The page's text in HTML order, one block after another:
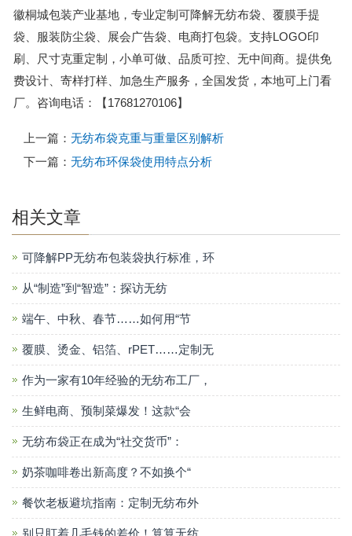
徽桐城包装产业基地，专业定制可降解无纺布袋、覆膜手提
袋、服装防尘袋、展会广告袋、电商打包袋。支持LOGO印
刷、尺寸克重定制，小单可做、品质可控、无中间商。提供免
费设计、寄样打样、加急生产服务，全国发货，本地可上门看
厂。咨询电话：【17681270106】
上一篇： 无纺布袋克重与重量区别解析
下一篇： 无纺布环保袋使用特点分析
相关文章
可降解PP无纺布包装袋执行标准，环
从“制造”到“智造”：探访无纺
端午、中秋、春节……如何用“节
覆膜、烫金、铝箔、rPET……定制无
作为一家有10年经验的无纺布工厂，
生鲜电商、预制菜爆发！这款“会
无纺布袋正在成为“社交货币”：
奶茶咖啡卷出新高度？不如换个“
餐饮老板避坑指南：定制无纺布外
别只盯着几毛钱的差价！算算无纺